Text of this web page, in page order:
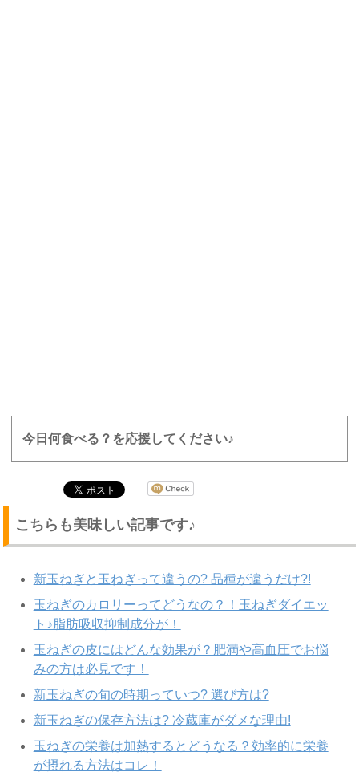
今日何食べる？を応援してください♪
こちらも美味しい記事です♪
新玉ねぎと玉ねぎって違うの? 品種が違うだけ?!
玉ねぎのカロリーってどうなの？！玉ねぎダイエッ
ト♪脂肪吸収抑制成分が！
玉ねぎの皮にはどんな効果が？肥満や高血圧でお悩
みの方は必見です！
新玉ねぎの旬の時期っていつ? 選び方は?
新玉ねぎの保存方法は? 冷蔵庫がダメな理由!
玉ねぎの栄養は加熱するとどうなる？効率的に栄養
が摂れる方法はコレ！